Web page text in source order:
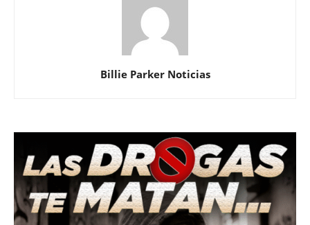
Billie Parker Noticias